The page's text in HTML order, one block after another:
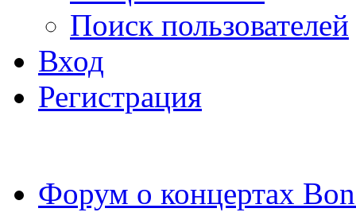
Поиск пользователей
Вход
Регистрация
Форум о концертах